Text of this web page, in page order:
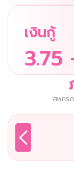
เงินกู้
3.75
สหกร